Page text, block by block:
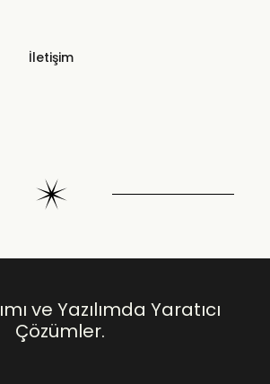
İletişim
ve Yazılımda Yaratıcı
Çözümler.